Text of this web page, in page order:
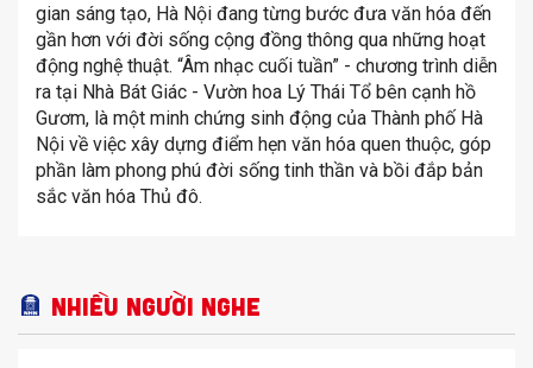
gian sáng tạo, Hà Nội đang từng bước đưa văn hóa đến
gần hơn với đời sống cộng đồng thông qua những hoạt
động nghệ thuật. “Âm nhạc cuối tuần” - chương trình diễn
ra tại Nhà Bát Giác - Vườn hoa Lý Thái Tổ bên cạnh hồ
Gươm, là một minh chứng sinh động của Thành phố Hà
Nội về việc xây dựng điểm hẹn văn hóa quen thuộc, góp
phần làm phong phú đời sống tinh thần và bồi đắp bản
sắc văn hóa Thủ đô.
Nhiều người nghe